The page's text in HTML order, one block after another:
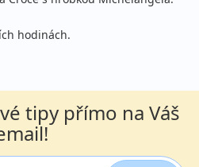
hodinách.
tipy přímo na Váš